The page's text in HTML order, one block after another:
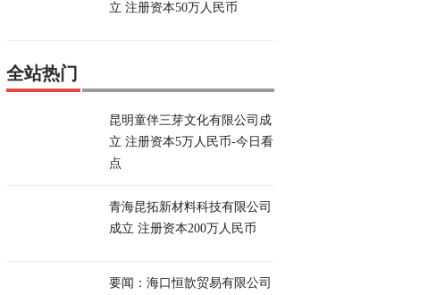
立 注册资本50万人民币
全站热门
昆明童伴三芽文化有限公司成
立 注册资本5万人民币-今日看
点
青海昆拓新材料科技有限公司
成立 注册资本200万人民币
要闻：海口恒歆贸易有限公司